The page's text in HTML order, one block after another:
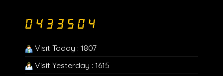
Visit Today : 1807
Visit Yesterday : 1615